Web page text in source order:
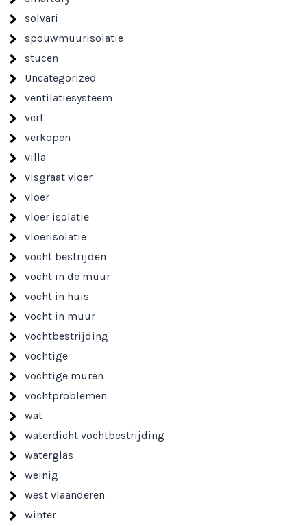
solvari
spouwmuurisolatie
stucen
Uncategorized
ventilatiesysteem
verf
verkopen
villa
visgraat vloer
vloer
vloer isolatie
vloerisolatie
vocht bestrijden
vocht in de muur
vocht in huis
vocht in muur
vochtbestrijding
vochtige
vochtige muren
vochtproblemen
wat
waterdicht vochtbestrijding
waterglas
weinig
west vlaanderen
winter